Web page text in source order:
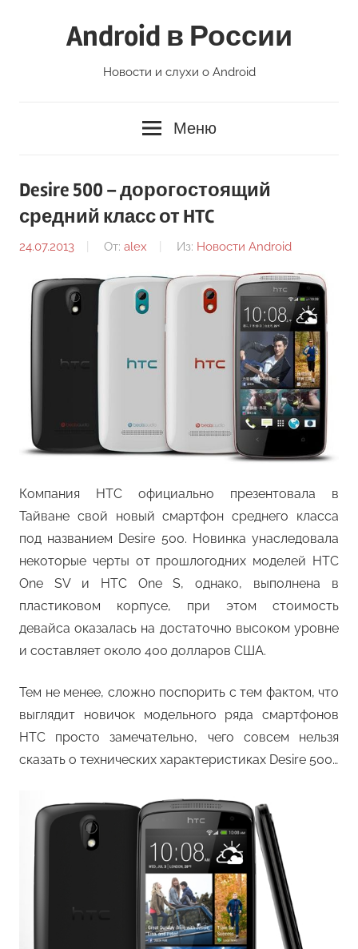
Android в России
Новости и слухи о Android
Меню
Desire 500 – дорогостоящий
средний класс от HTC
24.07.2013 От: alex Из: Новости Android
Компания HTC официально презентовала в
Тайване свой новый смартфон среднего класса
под названием Desire 500. Новинка унаследовала
некоторые черты от прошлогодних моделей HTC
One SV и HTC One S, однако, выполнена в
пластиковом корпусе, при этом стоимость
девайса оказалась на достаточно высоком уровне
и составляет около 400 долларов США.
Тем не менее, сложно поспорить с тем фактом, что
выглядит новичок модельного ряда смартфонов
HTC просто замечательно, чего совсем нельзя
сказать о технических характеристиках Desire 500…